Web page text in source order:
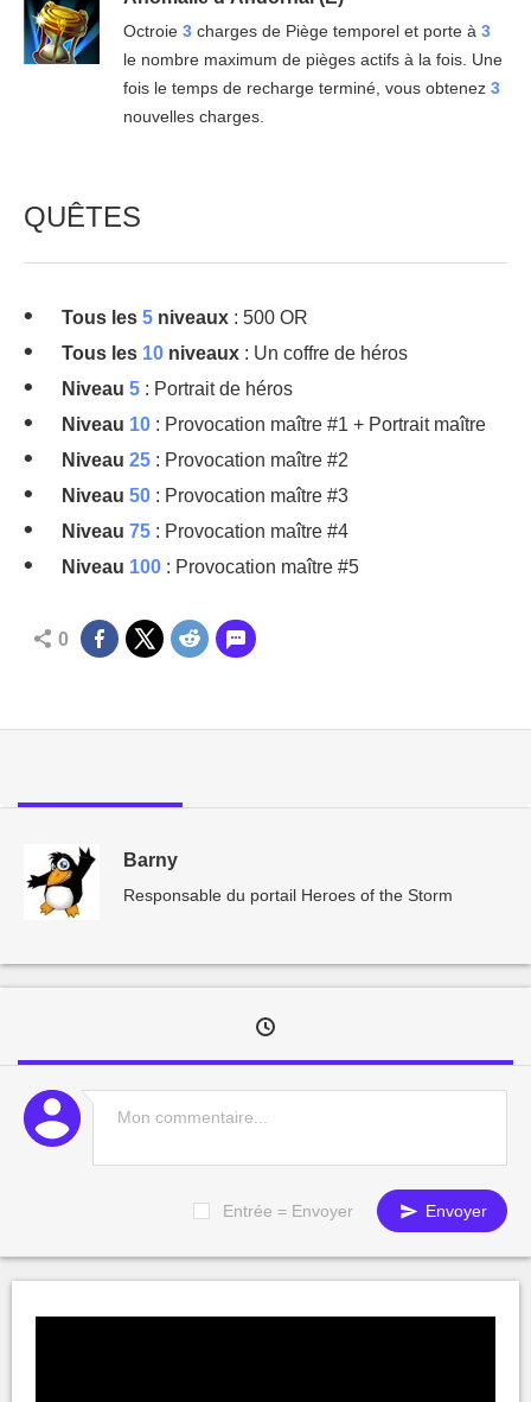
Octroie 3charges de Piège temporel et porte à 3
le nombre maximum de pièges actifs à la fois. Une
fois le temps de recharge terminé, vous obtenez 3
nouvelles charges.
QUÊTES
Tous les 5 niveaux : 500 OR
Tous les 10 niveaux : Un coffre de héros
Niveau 5 : Portrait de héros
Niveau 10 : Provocation maître #1 + Portrait maître
Niveau 25 : Provocation maître #2
Niveau 50 : Provocation maître #3
Niveau 75 : Provocation maître #4
Niveau 100 : Provocation maître #5
0
Barny
Responsable du portail Heroes of the Storm
Entrée = Envoyer Envoyer